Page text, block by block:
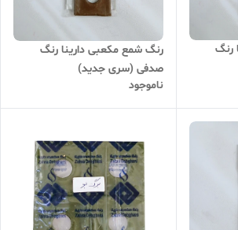
رنگ
رنگ شمع مکعبی دارینا رنگ
صدفی (سری جدید)
ناموجود